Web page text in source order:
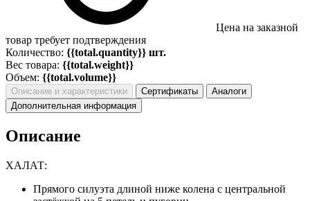
Цена на заказной
товар требует подтверждения
Количество: {{total.quantity}} шт.
Вес товара: {{total.weight}}
Объем: {{total.volume}}
Описание и характеристики Сертификаты
Аналоги
Дополнительная информация
Описание
ХАЛАТ:
Прямого силуэта длиной ниже колена с центральной